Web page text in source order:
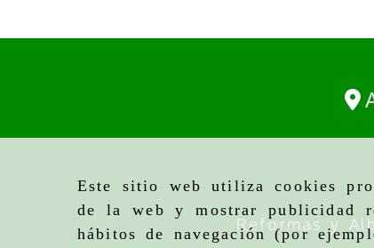
Este sitio web utiliza cookies
de la web y mostrar publicidad
hábitos de navegación (por
Reformas y